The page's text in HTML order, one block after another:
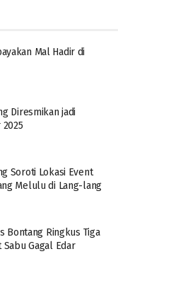
Mal Hadir di
Diresmikan jadi
Soroti Lokasi Event
Melulu di Lang-lang
Bontang Ringkus Tiga
Gagal Edar